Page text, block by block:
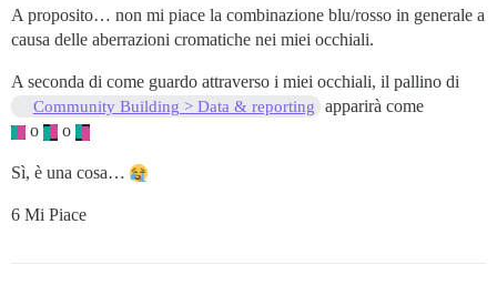
A proposito… non mi piace la combinazione blu/rosso in generale a
causa delle aberrazioni cromatiche nei miei occhiali.
A seconda di come guardo attraverso i miei occhiali, il pallino di
Community Building > Data & reporting
apparirà come
o
o
Sì, è una cosa…
6 Mi Piace